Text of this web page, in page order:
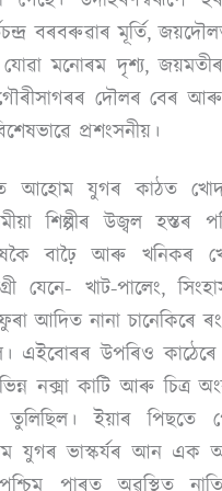
বৰবৰুৱাৰ মূৰ্তি,
মনোৰম দৃশ্য,
গৌৰীসাগৰৰ দৌলৰ বেৰ
প্ৰশংসনীয়।
আহোম যুগৰ কাঠত
শিল্পীৰ উজ্বল হস্তৰ
বাঢ়ৈ আৰু খনিকৰ
যেনে- খাট-পালেং,
আদিত নানা চানেকিৰে
এইবোৰৰ উপৰিও
নক্সা কাটি আৰু চিত্ৰ
ইয়াৰ পিছতে
যুগৰ ভাস্কৰ্যৰ আন এক